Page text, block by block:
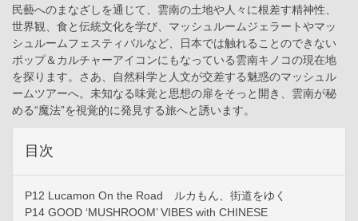
民藝へのまなざしを通じて、雲南の土地や人々に根差す精神性、
世界観、食と伝統文化を学び、マッシュルームジェラートやマッ
シュルームフェスティバルなど、日本では触れることのできない
ポップ＆カルチャーアイコンにもなっている雲南キノコの現在地
を探ります。さあ、自然科学と人文が交差する魅惑のマッシュル
ームツアーへ。未知なる味覚と思想の扉をそっと開き、雲南が秘
める“魔法”を視覚的に発見する旅へと誘います。
目次
P12 Lucamon On the Road ルカもん、街道をゆく
P14 GOOD ‘MUSHROOM’ VIBES with CHINESE